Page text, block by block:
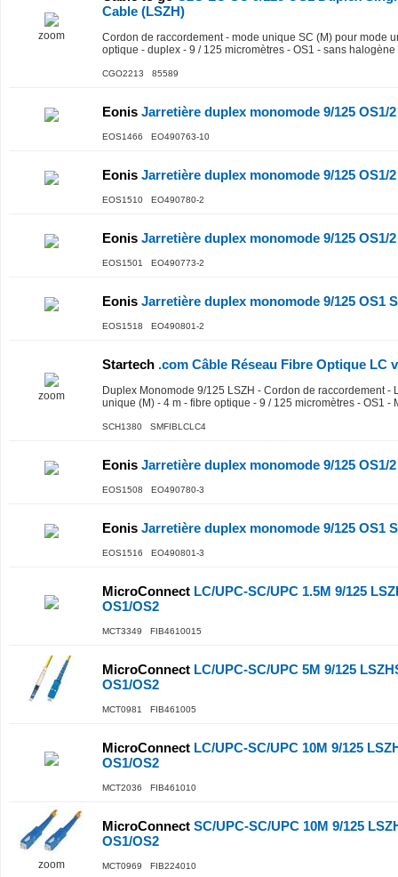
zoom
Cable (LSZH)
Cordon de raccordement - mode unique SC (M) pour mode
optique - duplex - 9 / 125 micromètres - OS1 - sans
CGO2213 85589
Eonis Jarretière duplex monomode 9/125 OS1/
EOS1466 EO490763-10
Eonis Jarretière duplex monomode 9/125 OS1/
EOS1510 EO490780-2
Eonis Jarretière duplex monomode 9/125 OS1/
EOS1501 EO490773-2
Eonis Jarretière duplex monomode 9/125 OS1
EOS1518 EO490801-2
zoom
Startech .com Câble Réseau Fibre Optique LC
Duplex Monomode 9/125 LSZH - Cordon de raccordement -
unique (M) - 4 m - fibre optique - 9 / 125 micromètres - OS1 -
SCH1380 SMFIBLCLC4
Eonis Jarretière duplex monomode 9/125 OS1/
EOS1508 EO490780-3
Eonis Jarretière duplex monomode 9/125 OS1
EOS1516 EO490801-3
MicroConnect LC/UPC-SC/UPC 1.5M 9/125
OS1/OS2
MCT3349 FIB4610015
MicroConnect LC/UPC-SC/UPC 5M 9/125
OS1/OS2
MCT0981 FIB461005
MicroConnect LC/UPC-SC/UPC 10M 9/125
OS1/OS2
MCT2036 FIB461010
zoom
MicroConnect SC/UPC-SC/UPC 10M 9/125
OS1/OS2
MCT0969 FIB224010